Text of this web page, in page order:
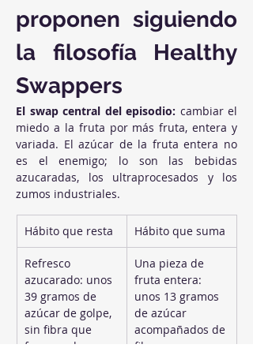
proponen siguiendo
la filosofía Healthy
Swappers
El swap central del episodio: cambiar el
miedo a la fruta por más fruta, entera y
variada. El azúcar de la fruta entera no
es el enemigo; lo son las bebidas
azucaradas, los ultraprocesados y los
zumos industriales.
Hábito que resta Hábito que suma
Refresco
azucarado: unos
39 gramos de
azúcar de golpe,
sin fibra que
Una pieza de
fruta entera:
unos 13 gramos
de azúcar
acompañados de